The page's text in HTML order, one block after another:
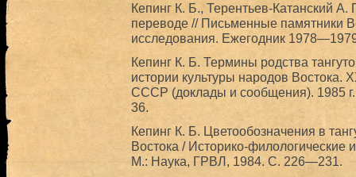
Кепинг К. Б., Терентьев-Катанский
переводе // Письменные памятники
исследования. Ежегодник
Кепинг К. Б. Термины родства
истории культуры народов
СССР (доклады и сообщения). 1985
36.
Кепинг К. Б. Цветообозначения в
Востока / Историко-
М.: Наука, ГРВЛ, 1984. С. 226—231.